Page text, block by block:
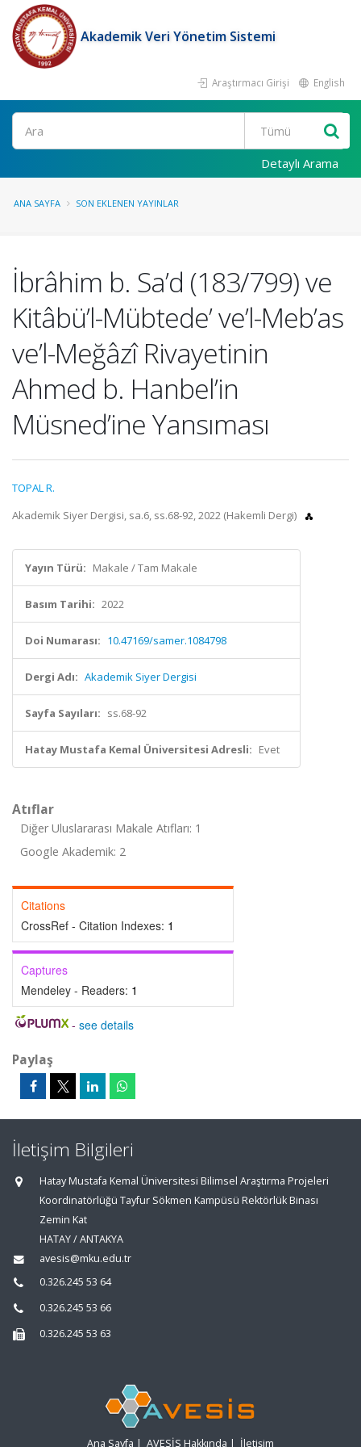
Akademik Veri Yönetim Sistemi
Araştırmacı Girişi English
Ara
Detaylı Arama
ANA SAYFA SON EKLENEN YAYINLAR
İbrâhim b. Sa’d (183/799) ve
Kitâbü’l-Mübtede’ ve’l-Meb’as
ve’l-Meğâzî Rivayetinin
Ahmed b. Hanbel’in
Müsned’ine Yansıması
TOPAL R.
Akademik Siyer Dergisi, sa.6, ss.68-92, 2022 (Hakemli Dergi)
Yayın Türü: Makale / Tam Makale
Basım Tarihi: 2022
Doi Numarası: 10.47169/samer.1084798
Dergi Adı: Akademik Siyer Dergisi
Sayfa Sayıları: ss.68-92
Hatay Mustafa Kemal Üniversitesi Adresli: Evet
Atıflar
Diğer Uluslararası Makale Atıfları: 1
Google Akademik: 2
Citations
CrossRef - Citation Indexes: 1
Captures
Mendeley - Readers: 1
- see details
Paylaş
İletişim Bilgileri
Hatay Mustafa Kemal Üniversitesi Bilimsel Araştırma Projeleri
Koordinatörlüğü Tayfur Sökmen Kampüsü Rektörlük Binası
Zemin Kat
HATAY / ANTAKYA
avesis@mku.edu.tr
0.326.245 53 64
0.326.245 53 66
0.326.245 53 63
Ana Sayfa | AVESİS Hakkında | İletişim